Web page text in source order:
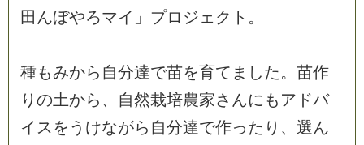
田 んぼやろマイ 」 プロ ジ ェ ク ト 。
種もみから 自分達で苗を育て ま した。 苗作
り の土から 、 自然栽培農家さ んに も ア ドバ
イ ス を う けながら 自分達で作った り 、 選ん